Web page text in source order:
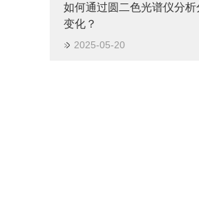
如何通过圆二色光谱仪分析
变化？
2025-05-20